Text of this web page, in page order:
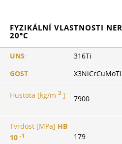
FYZIKÁLNÍ VLASTNOSTI
20°С
UNS:
316Ti
GOST:
Hustota [kg/m 3 ]
:
7900
Tvrdost [MPa] HB
10 -1 179